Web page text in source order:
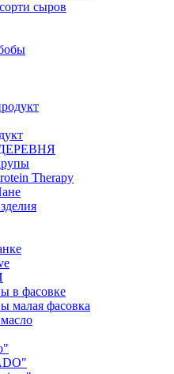
сыров
Therapy
в фасовке
малая фасовка